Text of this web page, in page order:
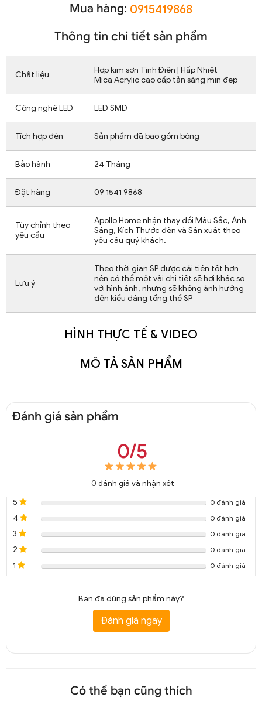
Mua hàng: 0915419868
Thông tin chi tiết sản phẩm
Chất liệu
Hợp kim sơn Tĩnh Điện | Hấp Nhiệt
Mica Acrylic cao cấp tản sáng mịn đẹp
Công nghệ LED LED SMD
Tích hợp đèn Sản phẩm đã bao gồm bóng
Bảo hành 24 Tháng
Đặt hàng 09 1541 9868
Tùy chỉnh theo
yêu cầu
Apollo Home nhận thay đổi Màu Sắc, Ánh
Sáng, Kích Thước đèn và Sản xuất theo
yêu cầu quý khách.
Lưu ý
Theo thời gian SP được cải tiến tốt hơn
nên có thể một vài chi tiết sẽ hơi khác so
với hình ảnh, nhưng sẽ không ảnh hưởng
đến kiểu dáng tổng thể SP
HÌNH THỰC TẾ & VIDEO
MÔ TẢ SẢN PHẨM
Đánh giá sản phẩm
0/5
0 đánh giá và nhận xét
5
0 đánh giá
4 0 đánh giá
3 0 đánh giá
2 0 đánh giá
1 0 đánh giá
Bạn đã dùng sản phẩm này?
Đánh giá ngay
Có thể bạn cũng thích